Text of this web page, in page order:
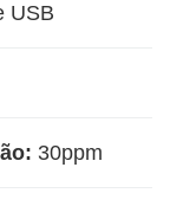
USB
30ppm